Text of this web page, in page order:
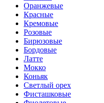
Оранжевые
Красные
Кремовые
Розовые
Бирюзовые
Бордовые
Латте
Мокко
Коньяк
Светлый орех
Фисташковые